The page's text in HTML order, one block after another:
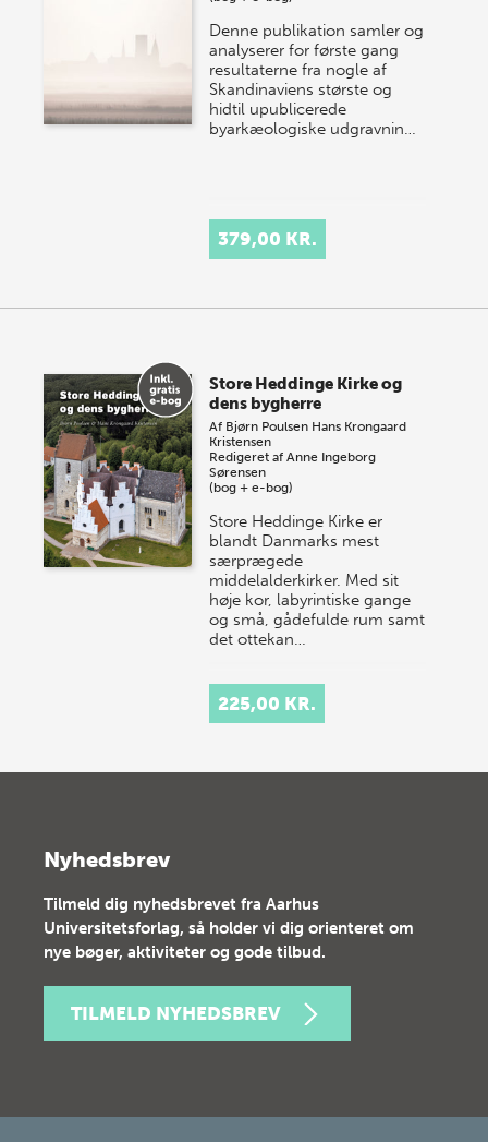
Denne publikation samler og
analyserer for første gang
resultaterne fra nogle af
Skandinaviens største og
hidtil upublicerede
byarkæologiske udgravnin…
379,00 KR.
Store Heddinge Kirke og
dens bygherre
Af Bjørn Poulsen Hans Krongaard
Kristensen
Redigeret afAnne Ingeborg
Sørensen
(bog + e-bog)
Store Heddinge Kirke er
blandt Danmarks mest
særprægede
middelalderkirker. Med sit
høje kor, labyrintiske gange
og små, gådefulde rum samt
det ottekan…
225,00 KR.
Nyhedsbrev
Tilmeld dig nyhedsbrevet fra Aarhus
Universitetsforlag, så holder vi dig orienteret om
nye bøger, aktiviteter og gode tilbud.
TILMELD NYHEDSBREV